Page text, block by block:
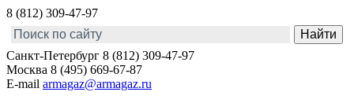
8 (812) 309-47-97
Санкт-Петербург 8 (812) 309-47-97
Москва 8 (495) 669-67-87
E-mail armagaz@armagaz.ru